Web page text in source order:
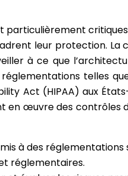
leur protection. La
à ce que
telles
Act (HIPAA) aux
œuvre des contrôles
à des
réglementaires.